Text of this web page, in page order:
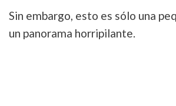
Sin embargo, esto es sólo una
un panorama horripilante.